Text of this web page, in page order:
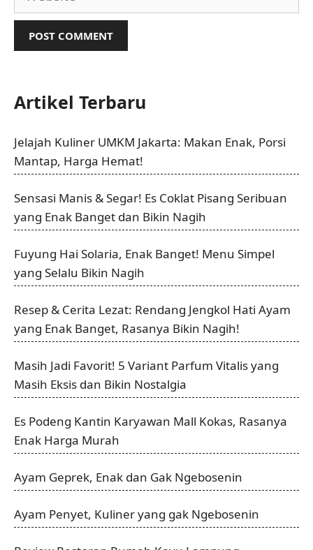
Artikel Terbaru
Jelajah Kuliner UMKM Jakarta: Makan Enak, Porsi
Mantap, Harga Hemat!
Sensasi Manis & Segar! Es Coklat Pisang Seribuan
yang Enak Banget dan Bikin Nagih
Fuyung Hai Solaria, Enak Banget! Menu Simpel
yang Selalu Bikin Nagih
Resep & Cerita Lezat: Rendang Jengkol Hati Ayam
yang Enak Banget, Rasanya Bikin Nagih!
Masih Jadi Favorit! 5 Variant Parfum Vitalis yang
Masih Eksis dan Bikin Nostalgia
Es Podeng Kantin Karyawan Mall Kokas, Rasanya
Enak Harga Murah
Ayam Geprek, Enak dan Gak Ngebosenin
Ayam Penyet, Kuliner yang gak Ngebosenin